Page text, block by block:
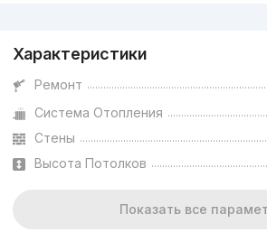
Характеристики
Ремонт
Система Отопления
Стены
Высота Потолков
Показать все